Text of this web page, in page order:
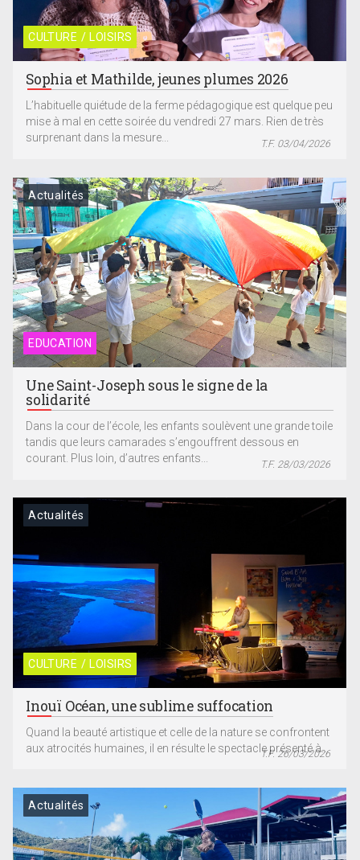
CULTURE / LOISIRS
Sophia et Mathilde, jeunes plumes 2026
L’habituelle quiétude de la ferme pédagogique est quelque peu
mise à mal en cette soirée du vendredi 27 mars. Rien de très
surprenant dans la mesure...
T.F. 03/04/2026
EDUCATION
Actualités
Une Saint-Joseph sous le signe de la
solidarité
Dans la cour de l’école, les enfants soulèvent une grande toile
tandis que leurs camarades s’engouffrent dessous en
courant. Plus loin, d’autres enfants...
T.F. 28/03/2026
CULTURE / LOISIRS
Actualités
Inouï Océan, une sublime suffocation
Quand la beauté artistique et celle de la nature se confrontent
aux atrocités humaines, il en résulte le spectacle présenté à...
T.F. 26/03/2026
Actualités